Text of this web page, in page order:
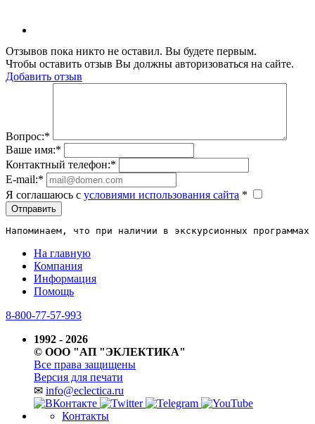
Отзывов пока никто не оставил. Вы будете первым.
Чтобы оставить отзыв Вы должны авторизоваться на сайте.
Добавить отзыв
Вопрос:*
Ваше имя:*
Контактный телефон:*
E-mail:*
Я соглашаюсь c условиями использования сайта *
Отправить
Напоминаем, что при наличии в экскурсионных
На главную
Компания
Информация
Помощь
8-800-77-57-993
1992 - 2026
© ООО "АП "ЭКЛЕКТИКА"
Все права защищены
Версия для печати
✉ info@eclectica.ru
Контакты